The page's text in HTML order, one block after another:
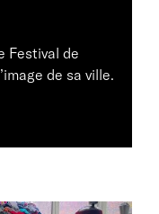
Festival de
de sa ville.